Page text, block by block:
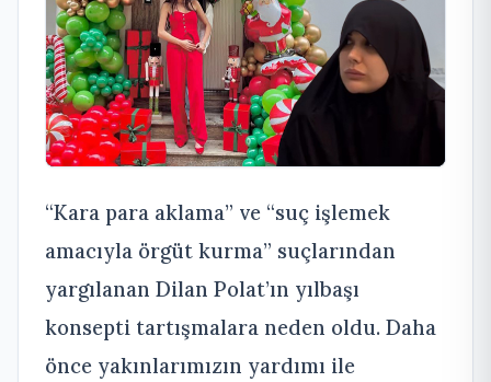
“Kara para aklama” ve “suç işlemek
amacıyla örgüt kurma” suçlarından
yargılanan Dilan Polat’ın yılbaşı
konsepti tartışmalara neden oldu. Daha
önce yakınlarımızın yardımı ile